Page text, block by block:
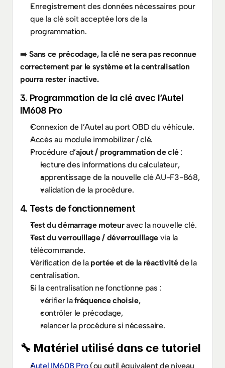
Enregistrement des données nécessaires pour
que la clé soit acceptée lors de la
programmation.
➡️ Sans ce précodage, la clé ne sera pas reconnue
correctement par le système et la centralisation
pourra rester inactive.
3. Programmation de la clé avec l’Autel
IM608 Pro
Connexion de l’Autel au port OBD du véhicule.
Accès au module immobilizer / clé.
Procédure d’ajout / programmation de clé :
lecture des informations du calculateur,
apprentissage de la nouvelle clé AU-F3-868,
validation de la procédure.
4. Tests de fonctionnement
Test du démarrage moteur avec la nouvelle clé.
Test du verrouillage / déverrouillage via la
télécommande.
Vérification de la portée et de la réactivité de la
centralisation.
Si la centralisation ne fonctionne pas :
vérifier la fréquence choisie,
contrôler le précodage,
relancer la procédure si nécessaire.
🔧 Matériel utilisé dans ce tutoriel
Autel IM608 Pro (ou outil équivalent de niveau